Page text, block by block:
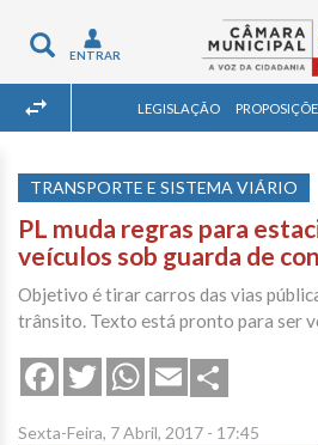
Toggle
navigation
ENTRAR
LEGISLAÇÃO
TRANSPORTE E SISTEMA VIÁRIO
PL muda regras para
veículos sob guarda de
Objetivo é tirar carros das vias
trânsito. Texto está pronto para ser
FacebookTwitterWhatsApp
Email
Sexta-Feira, 7 Abril, 2017 - 17:45